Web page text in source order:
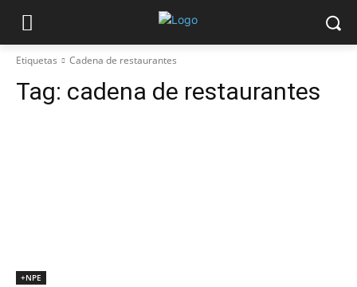
Etiquetas Cadena de restaurantes
Tag: cadena de restaurantes
+NPE